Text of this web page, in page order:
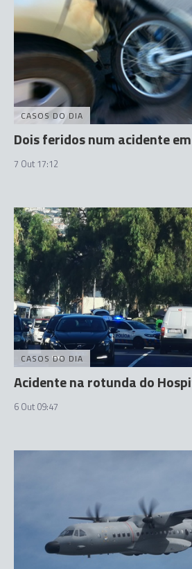
CASOS DO DIA
Dois feridos num acidente
7 Out 17:12
CASOS DO DIA
Acidente na rotunda do
6 Out 09:47